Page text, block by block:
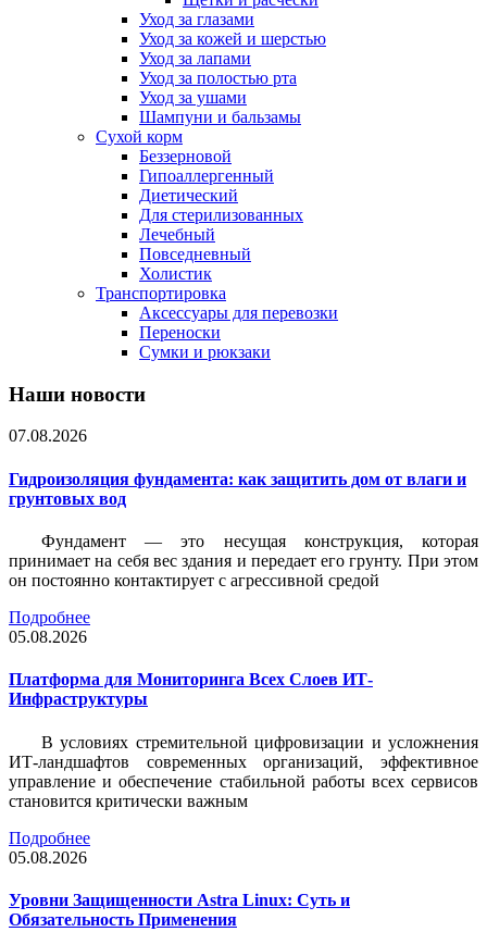
Уход за глазами
Уход за кожей и шерстью
Уход за лапами
Уход за полостью рта
Уход за ушами
Шампуни и бальзамы
Сухой корм
Беззерновой
Гипоаллергенный
Диетический
Для стерилизованных
Лечебный
Повседневный
Холистик
Транспортировка
Аксессуары для перевозки
Переноски
Сумки и рюкзаки
Наши новости
07.08.2026
Гидроизоляция фундамента: как защитить дом от влаги и
грунтовых вод
Фундамент — это несущая конструкция, которая
принимает на себя вес здания и передает его грунту. При этом
он постоянно контактирует с агрессивной средой
Подробнее
05.08.2026
Платформа для Мониторинга Всех Слоев ИТ-
Инфраструктуры
В условиях стремительной цифровизации и усложнения
ИТ-ландшафтов современных организаций, эффективное
управление и обеспечение стабильной работы всех сервисов
становится критически важным
Подробнее
05.08.2026
Уровни Защищенности Astra Linux: Суть и
Обязательность Применения